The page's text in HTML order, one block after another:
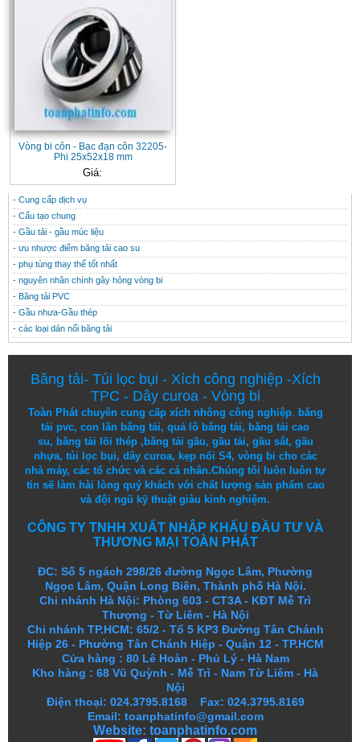
Vòng bi côn - Bạc đạn côn 32205-
Phi 25x52x18 mm
Giá:
CONTACT
THÔNG TIN HỮU ÍCH
- Cung cấp dịch vụ
- Cấu tạo chung
- Gầu tải - gầu múc liệu
- ưu nhược điểm băng tải cao su
- phụ tùng thay thế tốt nhất
- nguyên nhân chính gây hỏng vòng bi
- Băng tải PVC
- Gầu nhưa-Gầu thép
- các loại dán nối băng tải
Băng tải- Túi lọc bụi - Xích công nghiệp-Xích
TPC - Dây curoa - Vòng bi
Toàn Phát chuyên cung cấp xích nhông công nghiệp, băng
tải pvc,con lăn băng tải,quả lô băng tải, băng tải cao
su, băng tải lõi thép,băng tải gầu, gầu tải, gầu sắt, gầu
nhựa, túi lọc bụi, dây curoa, kẹp nối S4, vòng bi cho các
nhà máy, các tổ chức và các cá nhân.Chúng tôi luôn luôn tự
tin sẽ làm hài lòng quý khách với chất lượng sảnphẩm cao
và đội ngũ kỹ thuật giàu kinh nghiệm.
CÔNG TY TNHH XUẤT NHẬP KHẨU ĐẦU TƯ VÀ
THƯƠNG MẠI TOÀN PHÁT
ĐC: Số 5 ngách 298/26 đường Ngọc Lâm, Phường
Ngọc Lâm, Quận Long Biên, Thành phố Hà Nội.
Chi nhánh Hà Nội: Phòng 603 - CT3A - KĐT Mễ Trì
Thượng - Từ Liêm - Hà Nội
Chi nhánh TP.HCM: 65/2 - Tổ 5 KP3 Đường Tân Chánh
Hiệp 26 - Phường Tân Chánh Hiệp - Quận 12 - TP.HCM
Cửa hàng : 80 Lê Hoàn - Phủ Lý - Hà Nam
Kho hàng :68 Vũ Quỳnh - Mễ Trì - Nam Từ Liêm - Hà
Nội
Điện thoại: 024.3795.8168 Fax: 024.3795.8169
Email: toanphatinfo@gmail.com
Website: toanphatinfo.com